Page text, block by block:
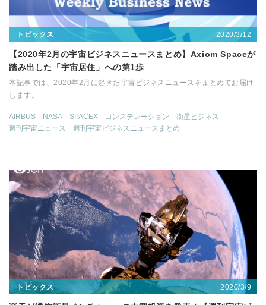
トピックス 2020/3/12
【2020年2月の宇宙ビジネスニュースまとめ】Axiom Spaceが
踏み出した「宇宙居住」への第1歩
本記事では、2020年2月に起きた宇宙ビジネスニュースをまとめてお届け
します。
AIRBUS NASA SPACEX コンステレーション
衛星ビジネス
週刊宇宙ニュース
週刊宇宙ビジネスニュースまとめ
トピックス 2020/3/9